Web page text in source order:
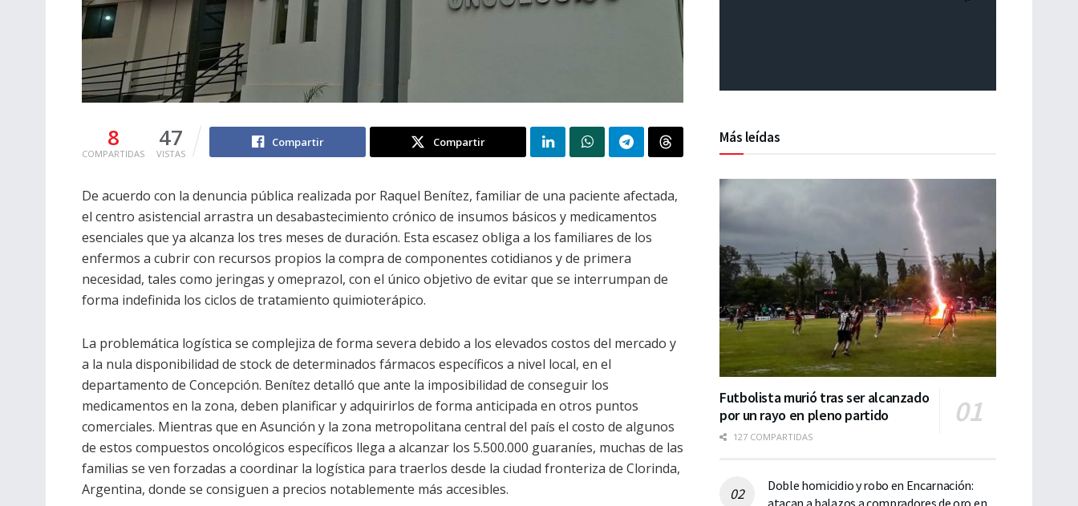
8
COMPARTIDAS
47
VISTAS
Compartir Compartir
De acuerdo con la denuncia pública realizada por Raquel Benítez, familiar de una paciente afectada,
el centro asistencial arrastra un desabastecimiento crónico de insumos básicos y medicamentos
esenciales que ya alcanza los tres meses de duración. Esta escasez obliga a los familiares de los
enfermos a cubrir con recursos propios la compra de componentes cotidianos y de primera
necesidad, tales como jeringas y omeprazol, con el único objetivo de evitar que se interrumpan de
forma indefinida los ciclos de tratamiento quimioterápico.
La problemática logística se complejiza de forma severa debido a los elevados costos del mercado y
a la nula disponibilidad de stock de determinados fármacos específicos a nivel local, en el
departamento de Concepción. Benítez detalló que ante la imposibilidad de conseguir los
medicamentos en la zona, deben planificar y adquirirlos de forma anticipada en otros puntos
comerciales. Mientras que en Asunción y la zona metropolitana central del país el costo de algunos
de estos compuestos oncológicos específicos llega a alcanzar los 5.500.000 guaraníes, muchas de las
familias se ven forzadas a coordinar la logística para traerlos desde la ciudad fronteriza de Clorinda,
Argentina, donde se consiguen a precios notablemente más accesibles.
Más leídas
Futbolista murió tras ser alcanzado
por un rayo en pleno partido
127 COMPARTIDAS
Doble homicidio y robo en Encarnación:
atacan a balazos a compradores de oro en